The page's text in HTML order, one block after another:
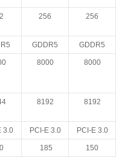
256 256
GDDR5 GDDR5
8000 8000
8192 8192
3.0 PCI-E 3.0 PCI-E 3.0
185 150